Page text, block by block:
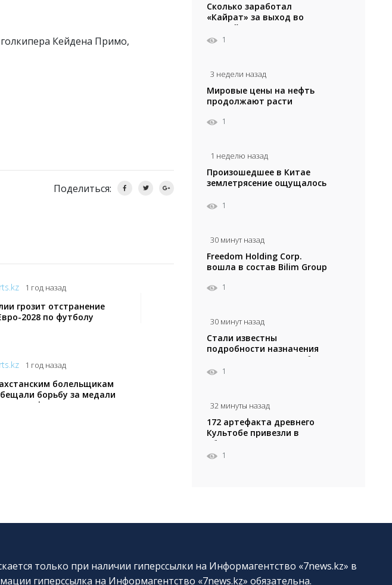
Кейдена Примо,
Поделиться:
1 год назад
грозит отстранение
2028 по футболу
1 год назад
болельщикам
борьбу за медали
по футзалу
Сколько заработал
«Кайрат» за выход во
второй раунд Лиги
Чемпионов
1
3 недели назад
Мировые цены на нефть
продолжают расти
1
1 неделю назад
Произошедшее в Китае
землетрясение ощущалось
1
30 минут назад
Freedom Holding Corp.
вошла в состав Bilim Group
1
30 минут назад
Стали известны
подробности назначения
Самата Смакова в клуб
КПЛ1
32 минуты назад
172 артефакта древнего
Культобе привезли в
область Улытау
1
только при наличии гиперссылки на Информагентство «7news.kz» в
гиперссылка на Информагентство «7news.kz» обязательна.